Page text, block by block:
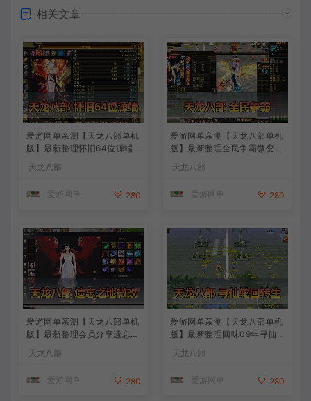
相关文章
爱游网单亲测【天龙八部单机
版】最新整理怀旧64位源端
教学 虚拟机一键端
天龙八部
爱游网单 280
爱游网单亲测【天龙八部单机
版】最新整理全民争霸微变完
码 解锁充值奖励 视频安装教
天龙八部
爱游网单 280
爱游网单亲测【天龙八部单机
版】最新整理会员分享遗忘之
地微改仿官复古版 无字谱 便
捷传送 快捷内辅 配套GM工
频安装教学
天龙八部
爱游网单 280
爱游网单亲测【天龙八部单机
版】最新整理回味09年寻仙
轮回情怀转生超变端带装备回
收体系 GM后台 虚拟机一键
天龙八部
爱游网单 280